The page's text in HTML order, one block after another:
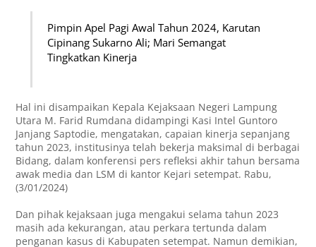
Pimpin Apel Pagi Awal Tahun 2024, Karutan
Cipinang Sukarno Ali; Mari Semangat
Tingkatkan Kinerja
Hal ini disampaikan Kepala Kejaksaan Negeri Lampung
Utara M. Farid Rumdana didampingi Kasi Intel Guntoro
Janjang Saptodie, mengatakan, capaian kinerja sepanjang
tahun 2023, institusinya telah bekerja maksimal di berbagai
Bidang, dalam konferensi pers refleksi akhir tahun bersama
awak media dan LSM di kantor Kejari setempat. Rabu,
(3/01/2024)
Dan pihak kejaksaan juga mengakui selama tahun 2023
masih ada kekurangan, atau perkara tertunda dalam
penganan kasus di Kabupaten setempat. Namun demikian,